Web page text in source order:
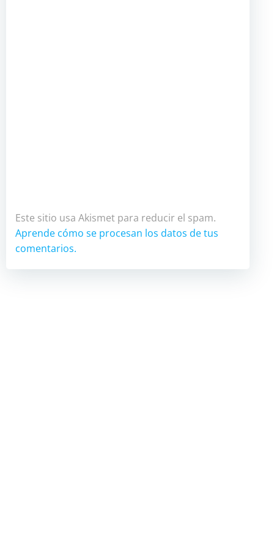
Este sitio usa Akismet para reducir el spam.
Aprende cómo se procesan los datos de tus
comentarios.